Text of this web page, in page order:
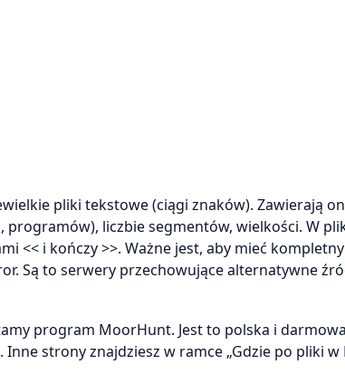
pliki tekstowe (ciągi znaków). Zawierają
liczbie segmentów, wielkości. W
<< i kończy >>. Ważne jest, aby mieć
Są to serwery przechowujące alternatywne
program MoorHunt. Jest to polska i
strony znajdziesz w ramce „Gdzie po pliki w